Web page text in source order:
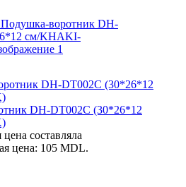
DH-DT002C (30*26*12
составляла
цена: 105 MDL.